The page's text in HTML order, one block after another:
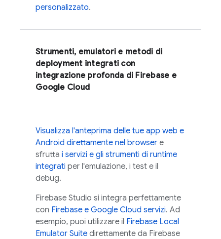
personalizzato.
Strumenti, emulatori e metodi di
deployment integrati con
integrazione profonda di Firebase e
Google Cloud
Visualizza l'anteprima delle tue app web e
Android direttamente nel browser e
sfrutta i servizi e gli strumenti di runtime
integrati per l'emulazione, i test e il
debug.
Firebase Studio si integra perfettamente
con Firebase e Google Cloud servizi. Ad
esempio, puoi utilizzare il Firebase Local
Emulator Suite direttamente da Firebase